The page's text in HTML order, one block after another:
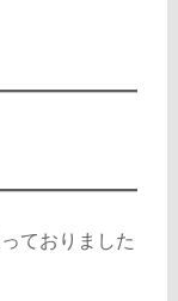
ておりました